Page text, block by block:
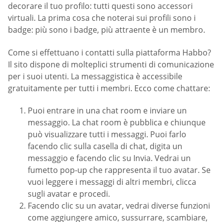
decorare il tuo profilo: tutti questi sono accessori
virtuali. La prima cosa che noterai sui profili sono i
badge: più sono i badge, più attraente è un membro.
Come si effettuano i contatti sulla piattaforma Habbo?
Il sito dispone di molteplici strumenti di comunicazione
per i suoi utenti. La messaggistica è accessibile
gratuitamente per tutti i membri. Ecco come chattare:
Puoi entrare in una chat room e inviare un
messaggio. La chat room è pubblica e chiunque
può visualizzare tutti i messaggi. Puoi farlo
facendo clic sulla casella di chat, digita un
messaggio e facendo clic su Invia. Vedrai un
fumetto pop-up che rappresenta il tuo avatar. Se
vuoi leggere i messaggi di altri membri, clicca
sugli avatar e procedi.
Facendo clic su un avatar, vedrai diverse funzioni
come aggiungere amico, sussurrare, scambiare,